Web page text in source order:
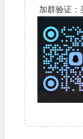
加群验证：